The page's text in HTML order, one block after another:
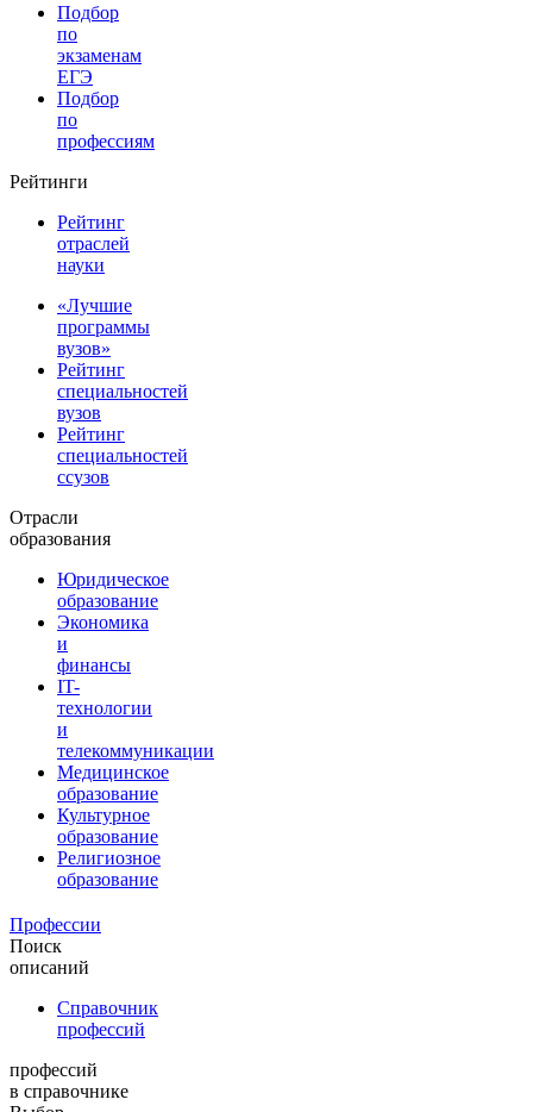
Подбор
по
экзаменам
ЕГЭ
Подбор
по
профессиям
Рейтинги
Рейтинг
отраслей
науки
«Лучшие
программы
вузов»
Рейтинг
специальностей
вузов
Рейтинг
специальностей
ссузов
Отрасли
образования
Юридическое
образование
Экономика
и
финансы
IT-
технологии
и
телекоммуникации
Медицинское
образование
Культурное
образование
Религиозное
образование
Профессии
Поиск
описаний
Справочник
профессий
профессий
в справочнике